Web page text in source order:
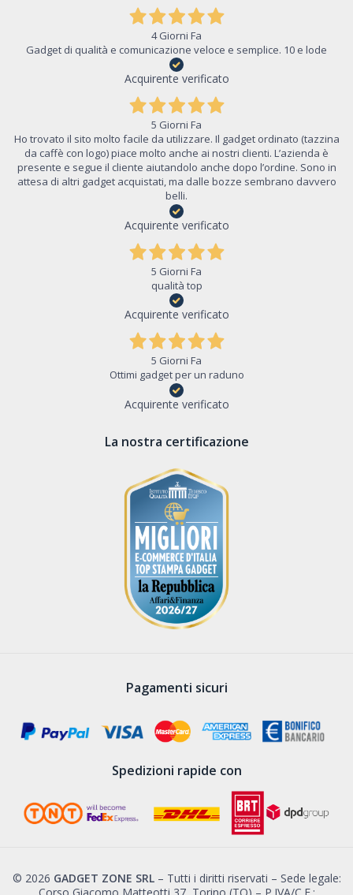
4 Giorni Fa
Gadget di qualità e comunicazione veloce e semplice. 10 e lode
Acquirente verificato
5 Giorni Fa
Ho trovato il sito molto facile da utilizzare. Il gadget ordinato (tazzina
da caffè con logo) piace molto anche ai nostri clienti. L’azienda è
presente e segue il cliente aiutandolo anche dopo l’ordine. Sono in
attesa di altri gadget acquistati, ma dalle bozze sembrano davvero
belli.
Acquirente verificato
5 Giorni Fa
qualità top
Acquirente verificato
5 Giorni Fa
Ottimi gadget per un raduno
Acquirente verificato
La nostra certificazione
Pagamenti sicuri
Spedizioni rapide con
© 2026 GADGET ZONE SRL– Tutti i diritti riservati – Sede legale: